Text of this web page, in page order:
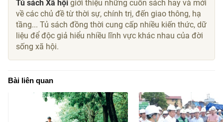
Tủ sách Xã hội giới thiệu những cuốn sách hay và mới
về các chủ đề từ thời sự, chính trị, đến giao thông, hạ
tầng... Tủ sách đồng thời cung cấp nhiều kiến thức, dữ
liệu để độc giả hiểu nhiều lĩnh vực khác nhau của đời
sống xã hội.
Bài liên quan